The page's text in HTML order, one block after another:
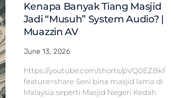
Kenapa Banyak Tiang Masjid
Jadi “Musuh” System Audio? |
Muazzin AV
June 13, 2026
https://youtube.com/shorts/
feature=share Seni bina masjid lama di
Malaysia seperti Masjid Negeri Kedah